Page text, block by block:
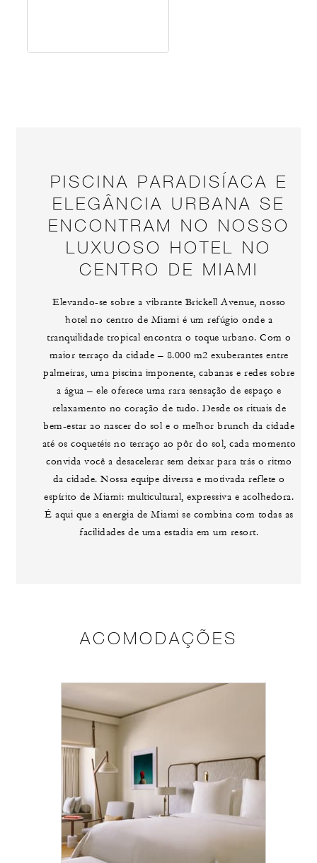
PISCINA PARADISÍACA E
ELEGÂNCIA URBANA SE
ENCONTRAM NO NOSSO
LUXUOSO HOTEL NO
CENTRO DE MIAMI
Elevando-se sobre a vibrante Brickell Avenue, nosso
hotel no centro de Miami é um refúgio onde a
tranquilidade tropical encontra o toque urbano. Com o
maior terraço da cidade – 8.000 m2 exuberantes entre
palmeiras, uma piscina imponente, cabanas e redes sobre
a água – ele oferece uma rara sensação de espaço e
relaxamento no coração de tudo. Desde os rituais de
bem-estar ao nascer do sol e o melhor brunch da cidade
até os coquetéis no terraço ao pôr do sol, cada momento
convida você a desacelerar sem deixar para trás o ritmo
da cidade. Nossa equipe diversa e motivada reflete o
espírito de Miami: multicultural, expressiva e acolhedora.
É aqui que a energia de Miami se combina com todas as
facilidades de uma estadia em um resort.
ACOMODAÇÕES